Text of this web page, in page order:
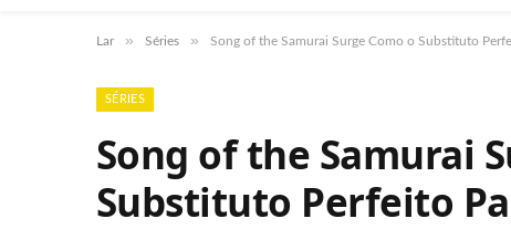
Lar » Séries » Song of the Samurai Surge Como o Substituto
SÉRIES
Song of the Samurai
Substituto Perfeito